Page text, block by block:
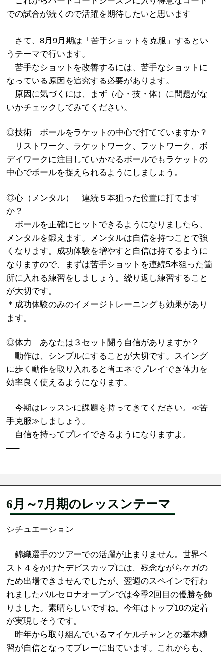
での試合が続くので活躍を期待したいと思います
さて、8月9月期は「苦手ショットを克服」するとい
うテーマで行います。
苦手なショットを改善するには、苦手なショットに
なっている原因を追究する必要があります。
原因に気づくには、まず（心・技・体）に問題がな
いかチェックしてみてください。
◎技術 ボールをラケットの中心で打てていますか？
リストワーク、ラケットワーク、フットワーク、ボ
デイワークに注目していかなるボールでもラケットの
中心でボールを捉えられるようにしましょう。
◎心（メンタル） 連続５本狙った位置に打てます
か？
ボールを正確にヒットできるようになりましたら、
メンタルを鍛えます。メンタルは自信を持つことで強
くなります。成功体験を増やすと自信は持てるように
なりますので、まずは苦手ショットを連続5本狙った箇
所に入れる練習をしましょう。繰り返し練習すること
が大切です。
＊成功体験のみのイメージトレーニングも効果があり
ます。
◎体力 あなたは３セット闘う自信がありますか？
動作は、シンプルにすることが大切です。スイング
に歩く動作を取り入れると省エネでプレイでき体力を
効率良く使えるようになります。
今期はレッスンに課題を持ってきてください。≪苦
手克服≫しましょう。
自信を持ってプレイできるようになりますよ。
—–
6月～7月期のレッスンテーマ
シチュエーション
錦織選手のツアーでの活躍が止まりません。世界ベ
スト４をかけたデビスカップには、残念ながらケガの
ため出場できませんでしたが、翌週のスペインで行わ
れましたバルセロナオープンでは今季2回目の優勝を飾
りました。素晴らしいですね。今年はトップ10の定着
が実現しそうです。
昨年から取り組んでいるマイケルチャンとの基本練
習が自信となってプレーに出ています。これからも、